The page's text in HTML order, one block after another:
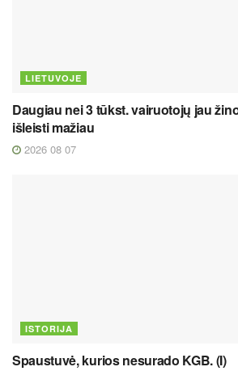
LIETUVOJE
Daugiau nei 3 tūkst. vairuotojų jau
išleisti mažiau
2026 08 07
ISTORIJA
Spaustuvė, kurios nesurado KGB. (I)